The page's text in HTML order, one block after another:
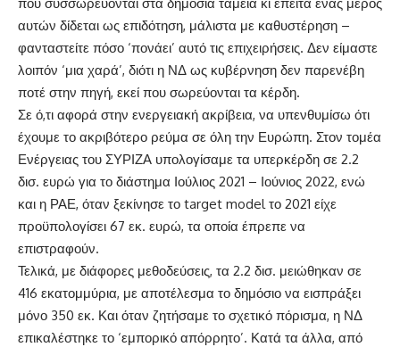
αυτών δίδεται ως επιδότηση, μάλιστα με καθυστέρηση –
φανταστείτε πόσο ‘πονάει’ αυτό τις επιχειρήσεις. Δεν είμαστε
λοιπόν ‘μια χαρά’, διότι η ΝΔ ως κυβέρνηση δεν παρενέβη
ποτέ στην πηγή, εκεί που σωρεύονται τα κέρδη.
Σε ό,τι αφορά στην ενεργειακή ακρίβεια, να υπενθυμίσω ότι
έχουμε το ακριβότερο ρεύμα σε όλη την Ευρώπη. Στον τομέα
Ενέργειας του ΣΥΡΙΖΑ υπολογίσαμε τα υπερκέρδη σε 2.2
δισ. ευρώ για το διάστημα Ιούλιος 2021 – Ιούνιος 2022, ενώ
και η ΡΑΕ, όταν ξεκίνησε το target model το 2021 είχε
προϋπολογίσει 67 εκ. ευρώ, τα οποία έπρεπε να
επιστραφούν.
Τελικά, με διάφορες μεθοδεύσεις, τα 2.2 δισ. μειώθηκαν σε
416 εκατομμύρια, με αποτέλεσμα το δημόσιο να εισπράξει
μόνο 350 εκ. Και όταν ζητήσαμε το σχετικό πόρισμα, η ΝΔ
επικαλέστηκε το ‘εμπορικό απόρρητο’. Κατά τα άλλα, από